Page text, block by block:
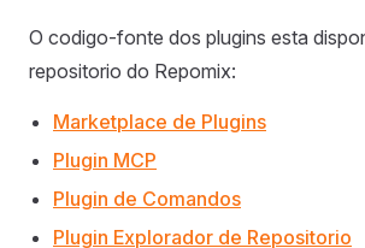
O codigo-fonte dos plugins esta
repositorio do Repomix:
Marketplace de Plugins
Plugin MCP
Plugin de Comandos
Plugin Explorador de Repositorio